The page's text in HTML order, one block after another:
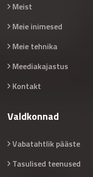
Meist
Meie inimesed
Meie tehnika
Meediakajastus
Kontakt
Valdkonnad
Vabatahtlik pääste
Tasulised teenused